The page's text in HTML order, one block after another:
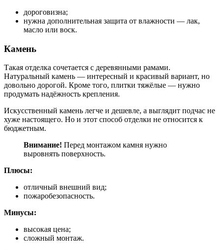
дороговизна;
нужна дополнительная защита от влажности — лак,
масло или воск.
Камень
Такая отделка сочетается с деревянными рамами.
Натуральный камень — интересный и красивый вариант, но
довольно дорогой. Кроме того, плитки тяжёлые — нужно
продумать надёжность крепления.
Искусственный камень легче и дешевле, а выглядит подчас не
хуже настоящего. Но и этот способ отделки не относится к
бюджетным.
Внимание! Перед монтажом камня нужно
выровнять поверхность.
Плюсы:
отличный внешний вид;
пожаробезопасность.
Минусы:
высокая цена;
сложный монтаж.